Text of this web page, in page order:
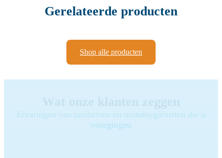
Gerelateerde producten
Shop alle producten
Ervaringen van tandartsen en mondhygiënisten die u
voorgingen